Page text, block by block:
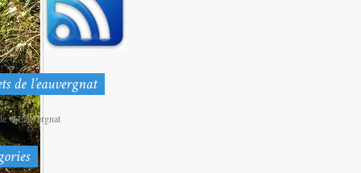
@Eauvergnat